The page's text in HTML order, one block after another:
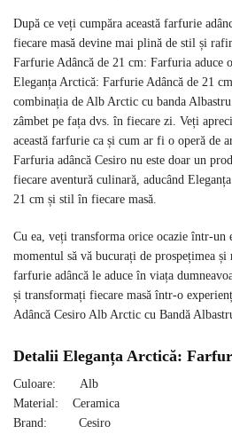
După ce veți cumpăra această farfurie
fiecare masă devine mai plină de stil și
Farfurie Adâncă de 21 cm: Farfuria aduce
Eleganța Arctică: Farfurie Adâncă de 21
combinația de Alb Arctic cu banda
zâmbet pe fața dvs. în fiecare zi. Veți
această farfurie ca și cum ar fi o operă de
Farfuria adâncă Cesiro nu este doar un
fiecare aventură culinară, aducând
21 cm și stil în fiecare masă.
Cu ea, veți transforma orice ocazie într-un
momentul să vă bucurați de prospețimea și
farfurie adâncă le aduce în viața
și transformați fiecare masă într-o
Adâncă Cesiro Alb Arctic cu Bandă
Detalii Eleganța Arctică:
Culoare: Alb
Material: Ceramica
Brand: Cesiro